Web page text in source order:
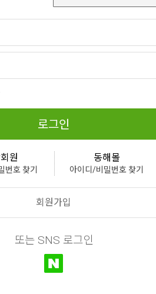
로그인
원
번호 찾기
동해몰
아이디/비밀번호 찾기
회원가입
또는 SNS 로그인